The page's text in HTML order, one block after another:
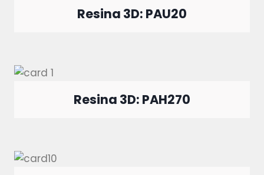
Resina 3D: PAU20
Resina 3D: PAH270